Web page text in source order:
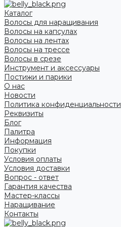
Каталог
Волосы для наращивания
Волосы на капсулах
Волосы на лентах
Волосы на трессе
Волосы в срезе
Инструмент и аксессуары
Постижи и парики
О нас
Новости
Политика конфиденциальности
Реквизиты
Блог
Палитра
Информация
Покупки
Условия оплаты
Условия доставки
Вопрос - ответ
Гарантия качества
Мастер-классы
Наращивание
Контакты